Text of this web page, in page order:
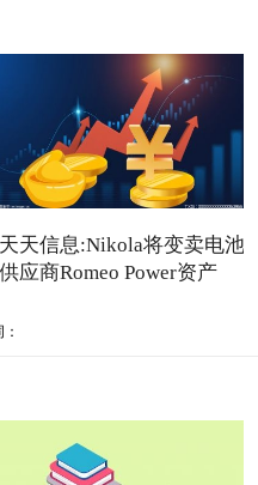
天天信息:Nikola将变卖电池
供应商Romeo Power资产